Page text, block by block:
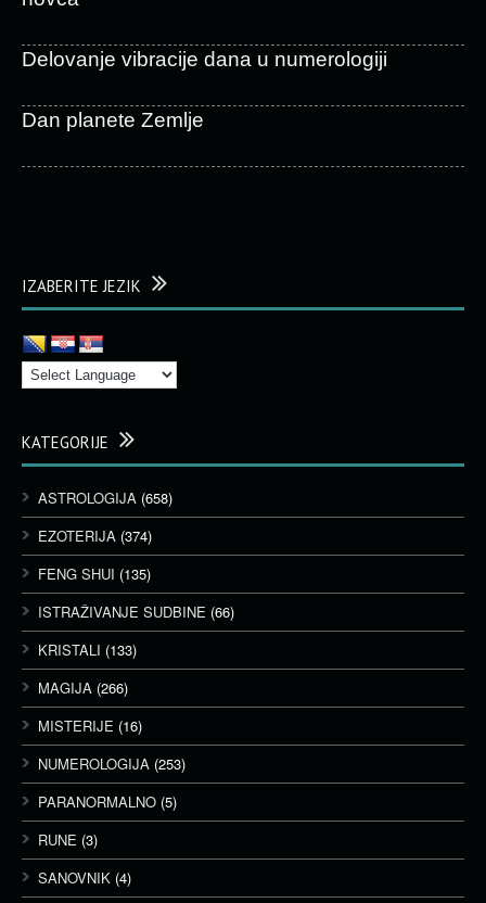
Delovanje vibracije dana u numerologiji
Dan planete Zemlje
IZABERITE JEZIK
KATEGORIJE
ASTROLOGIJA (658)
EZOTERIJA (374)
FENG SHUI (135)
ISTRAŽIVANJE SUDBINE (66)
KRISTALI (133)
MAGIJA (266)
MISTERIJE (16)
NUMEROLOGIJA (253)
PARANORMALNO (5)
RUNE (3)
SANOVNIK (4)